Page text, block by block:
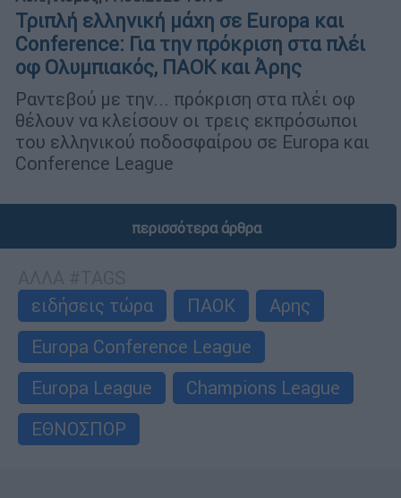
Τριπλή ελληνική μάχη σε Europa και
Conference: Για την πρόκριση στα πλέι
οφ Ολυμπιακός, ΠΑΟΚ και Άρης
Ραντεβού με την... πρόκριση στα πλέι οφ
θέλουν να κλείσουν οι τρεις εκπρόσωποι
του ελληνικού ποδοσφαίρου σε Europa και
Conference League
περισσότερα άρθρα
ειδήσεις τώρα
ΠΑΟΚ
Αρης
Europa Conference League
Europa League
Champions League
ΕΘΝΟΣΠΟΡ